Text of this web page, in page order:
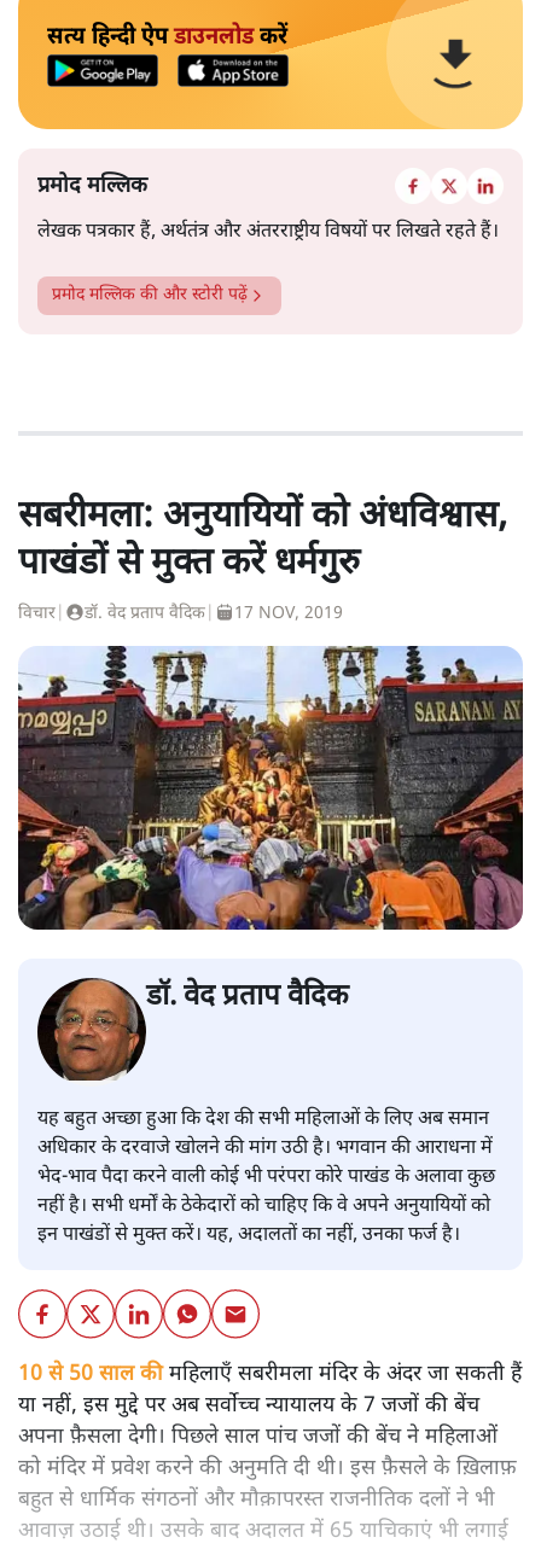
सत्य हिन्दी ऐपडाउनलोडकरें
प्रमोद मल्लिक
लेखक पत्रकार हैं, अर्थतंत्र और अंतरराष्ट्रीय विषयों पर लिखते रहते हैं।
प्रमोद मल्लिक की और स्टोरी पढ़ें
सबरीमला: अनुयायियों को अंधविश्वास,
पाखंडों से मुक्त करें धर्मगुरु
विचार डॉ. वेद प्रताप वैदिक 17 NOV, 2019
डॉ. वेद प्रताप वैदिक
यह बहुत अच्छा हुआ कि देश की सभी महिलाओं के लिए अब समान
अधिकार के दरवाजे खोलने की मांग उठी है। भगवान की आराधना में
भेद-भाव पैदा करने वाली कोई भी परंपरा कोरे पाखंड के अलावा कुछ
नहीं है। सभी धर्मों के ठेकेदारों को चाहिए कि वे अपने अनुयायियों को
इन पाखंडों से मुक्त करें। यह, अदालतों का नहीं, उनका फर्ज है।
10 से 50 साल कीमहिलाएँ सबरीमला मंदिर के अंदर जा सकती हैं
या नहीं, इस मुद्दे पर अब सर्वोच्च न्यायालय के 7 जजों की बेंच
अपना फ़ैसला देगी। पिछले साल पांच जजों की बेंच ने महिलाओं
को मंदिर में प्रवेश करने की अनुमति दी थी। इस फ़ैसले के ख़िलाफ़
बहुत से धार्मिक संगठनों और मौक़ापरस्त राजनीतिक दलों ने भी
आवाज़ उठाई थी। उसके बाद अदालत में 65 याचिकाएं भी लगाई